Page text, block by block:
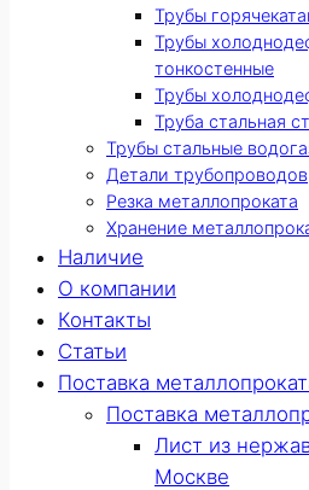
Трубы
Трубы
тонкостенные
Трубы
Труба стальная
Трубы стальные
Детали трубопроводов
Резка металлопроката
Хранение
Наличие
О компании
Контакты
Статьи
Поставка
Поставка
Лист из
Москве